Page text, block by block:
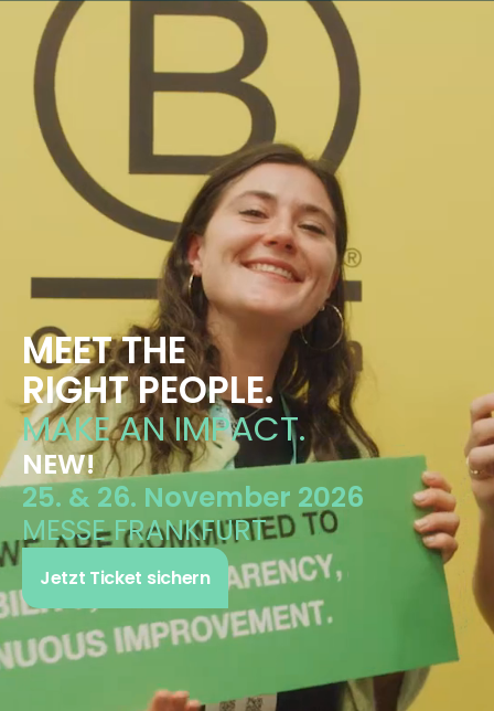
MEET THE
RIGHT PEOPLE.
MAKE AN IMPACT.
NEW!
25. & 26. November 2026
MESSE FRANKFURT
Jetzt Ticket sichern